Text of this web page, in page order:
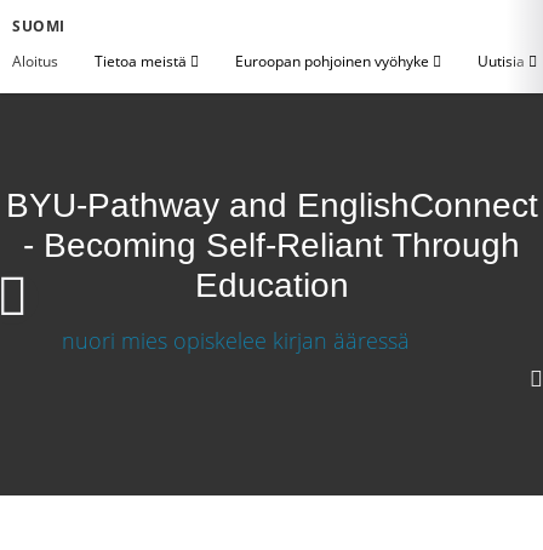
SUOMI
Aloitus
Tietoa meistä Euroopan pohjoinen vyöhyke Uutisia
BYU-Pathway and EnglishConnect
- Becoming Self-Reliant Through
Education